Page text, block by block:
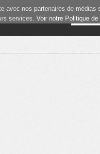
7 joueurs en ligne
avec nos partenaires de
services. Voir notre Politique